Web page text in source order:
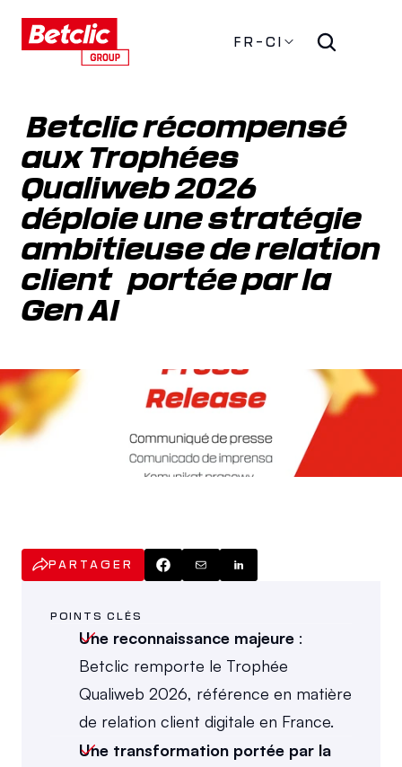
FR-CI
Betclic récompensé
aux Trophées
Qualiweb 2026
déploie une stratégie
ambitieuse de relation
client   portée par la
Gen AI
PARTAGER
POINTS CLÉS
Une reconnaissance majeure :
Betclic remporte le Trophée
Qualiweb 2026, référence en matière
de relation client digitale en France.
Une transformation portée par la